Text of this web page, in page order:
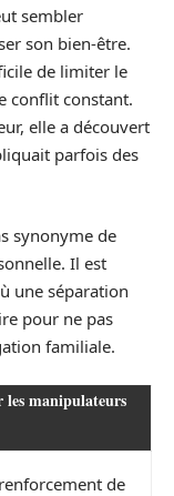
sembler
son bien-être.
de limiter le
conflit constant.
elle a découvert
parfois des
synonyme de
Il est
une séparation
pour ne pas
familiale.
les manipulateurs
de